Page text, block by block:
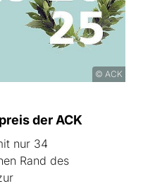
© ACK
der ACK
nur 34
Rand des